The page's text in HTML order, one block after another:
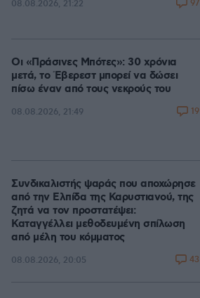
08.08.2026, 21:22 97
Οι «Πράσινες Μπότες»: 30 χρόνια
μετά, το Έβερεστ μπορεί να δώσει
πίσω έναν από τους νεκρούς του
08.08.2026, 21:49 19
Συνδικαλιστής ψαράς που αποχώρησε
από την Ελπίδα της Καρυστιανού, της
ζητά να τον προστατέψει:
Καταγγέλλει μεθοδευμένη σπίλωση
από μέλη του κόμματος
08.08.2026, 20:05 43